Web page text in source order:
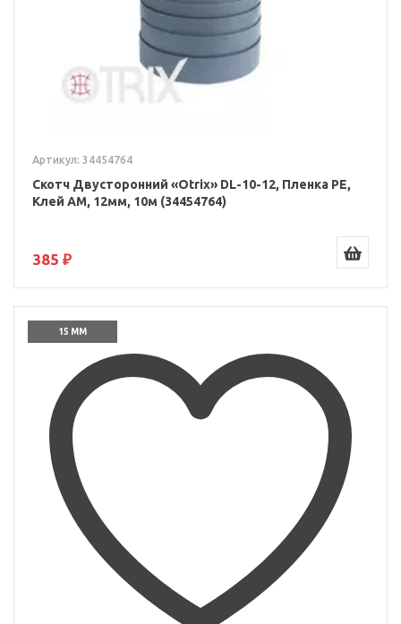
Артикул: 34454764
Скотч Двусторонний «Otrix» DL-10-12, Пленка PE,
Клей AM, 12мм, 10м (34454764)
385 ₽
15 ММ